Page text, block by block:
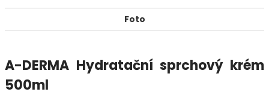
Foto
A-DERMA Hydratační sprchový krém
500ml